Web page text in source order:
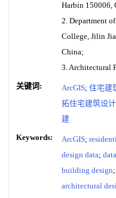
Harbin 150006,
2. Department
College, Jilin
China;
3. Architectural
关键词: ArcGIS; 住宅建
拓住宅建筑设计
建
Keywords: ArcGIS;
design data;
building design;
architectural